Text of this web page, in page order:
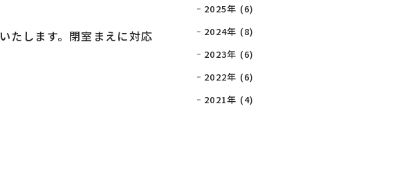
いたします。閉室まえに対応
2025年 (6)
2024年 (8)
2023年 (6)
2022年 (6)
2021年 (4)